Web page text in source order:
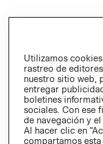
Utilizamos
rastreo de
nuestro sitio web,
entregar
boletines
sociales. Con ese
de navegación y
Al hacer clic en
compartamos